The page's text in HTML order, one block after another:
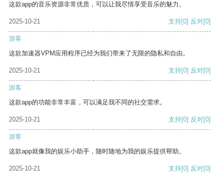
这款app的音乐资源非常优质，可以让我尽情享受音乐的魅力。
2025-10-21 支持[0] 反对[0]
游客
这款加速器VPM应用程序已经为我们带来了无限的隐私和自由。
2025-10-21 支持[0] 反对[0]
游客
这款app的功能非常丰富，可以满足我不同的社交需求。
2025-10-21 支持[0] 反对[0]
游客
这款app就像我的娱乐小助手，随时随地为我的娱乐提供帮助。
2025-10-21 支持[0] 反对[0]